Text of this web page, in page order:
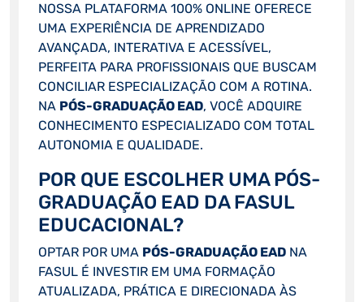
NOSSA PLATAFORMA 100% ONLINE OFERECE
UMA EXPERIÊNCIA DE APRENDIZADO
AVANÇADA, INTERATIVA E ACESSÍVEL,
PERFEITA PARA PROFISSIONAIS QUE BUSCAM
CONCILIAR ESPECIALIZAÇÃO COM A ROTINA.
NA PÓS-GRADUAÇÃO EAD, VOCÊ ADQUIRE
CONHECIMENTO ESPECIALIZADO COM TOTAL
AUTONOMIA E QUALIDADE.
POR QUE ESCOLHER UMA PÓS-
GRADUAÇÃO EAD DA FASUL
EDUCACIONAL?
OPTAR POR UMA PÓS-GRADUAÇÃO EADNA
FASUL É INVESTIR EM UMA FORMAÇÃO
ATUALIZADA, PRÁTICA E DIRECIONADA ÀS